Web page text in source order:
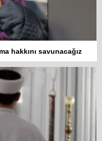
hakkını savunacağız